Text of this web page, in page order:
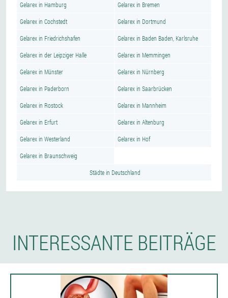
Gelarex in Hamburg Gelarex in Bremen
Gelarex in Cochstedt Gelarex in Dortmund
Gelarex in Friedrichshafen Gelarex in Baden Baden, Karlsruhe
Gelarex in der Leipziger Halle Gelarex in Memmingen
Gelarex in Münster Gelarex in Nürnberg
Gelarex in Paderborn Gelarex in Saarbrücken
Gelarex in Rostock Gelarex in Mannheim
Gelarex in Erfurt Gelarex in Altenburg
Gelarex in Westerland Gelarex in Hof
Gelarex in Braunschweig
Städte in Deutschland
INTERESSANTE BEITRÄGE